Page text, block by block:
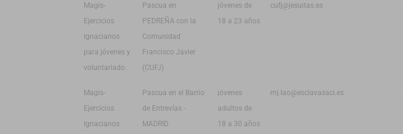
Magis-
Ejercicios
Ignacianos
para jóvenes y
voluntariado.
Pascua en
PEDREÑA con la
Comunidad
Francisco Javier
(CUFJ)
jóvenes de
18 a 23 años
cufj@jesuitas.es
Magis-
Ejercicios
Ignacianos
Pascua en el Barrio
de Entrevías -
MADRID
jóvenes
adultos de
18 a 30 años
mj.lao@esclavasaci.es